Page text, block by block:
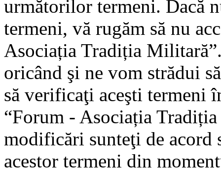
următorilor termeni. Dacă
termeni, vă rugăm să nu
Asociația Tradiția
oricând şi ne vom strădui
să verificaţi aceşti termeni
“Forum - Asociația
modificări sunteţi de acord
acestor termeni din